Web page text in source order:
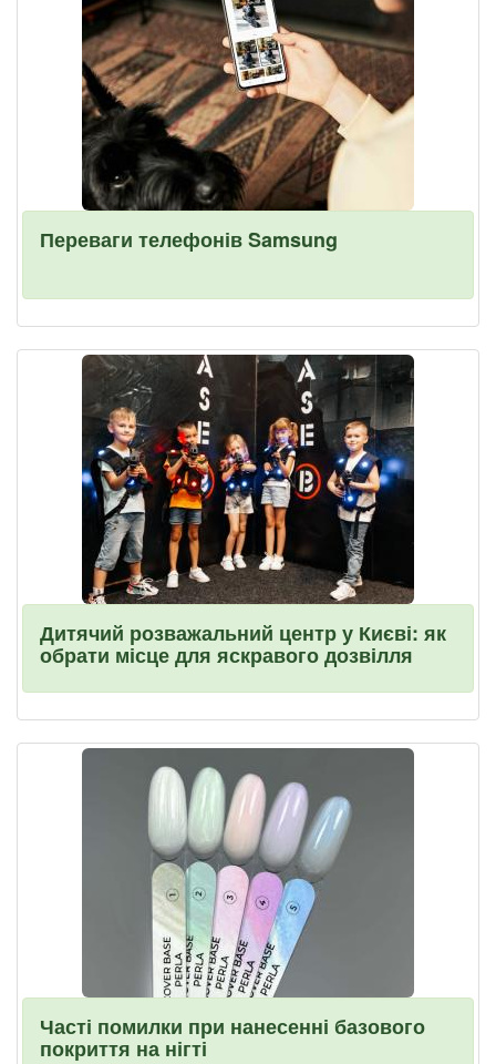
Переваги телефонів Samsung
Дитячий розважальний центр у Києві: як
обрати місце для яскравого дозвілля
Часті помилки при нанесенні базового
покриття на нігті